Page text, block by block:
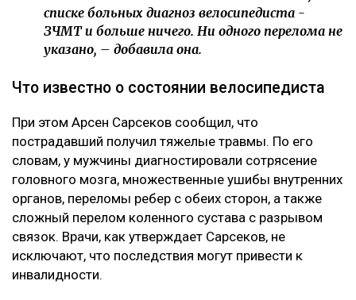
списке больных диагноз велосипедиста -
ЗЧМТ и больше ничего. Ни одного перелома не
указано, – добавила она.
Что известно о состоянии велосипедиста
При этом Арсен Сарсеков сообщил, что
пострадавший получил тяжелые травмы. По его
словам, у мужчины диагностировали сотрясение
головного мозга, множественные ушибы внутренних
органов, переломы ребер с обеих сторон, а также
сложный перелом коленного сустава с разрывом
связок. Врачи, как утверждает Сарсеков, не
исключают, что последствия могут привести к
инвалидности.